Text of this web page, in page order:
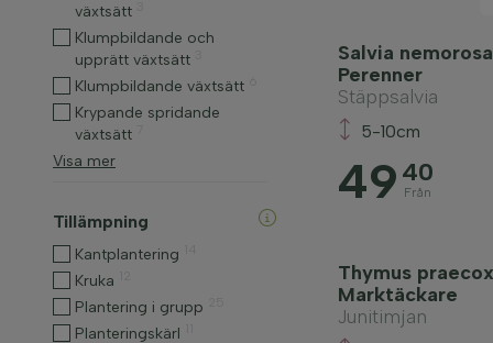
växtsätt
Klumpbildande och
upprätt växtsätt
Klumpbildande växtsätt
Krypande spridande
växtsätt
Visa mer
Tillämpning
Kantplantering
Kruka
Plantering i grupp
Planteringskärl
Salvia
Perenner
Stäppsalvia
5-10cm
49 40
Från
Thymus
Marktäckare
Junitimjan